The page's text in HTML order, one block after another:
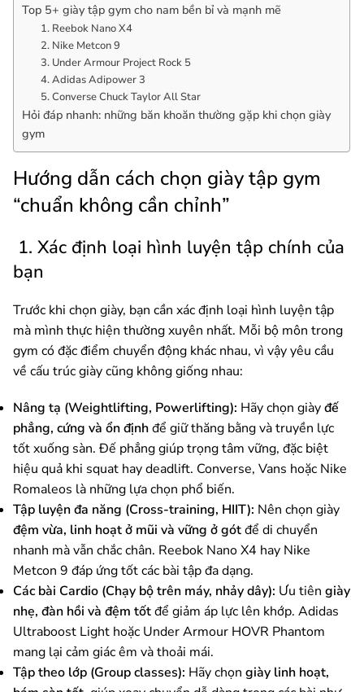
Top 5+ giày tập gym cho nam bền bỉ và mạnh mẽ
1. Reebok Nano X4
2. Nike Metcon 9
3. Under Armour Project Rock 5
4. Adidas Adipower 3
5. Converse Chuck Taylor All Star
Hỏi đáp nhanh: những băn khoăn thường gặp khi chọn giày
gym
Hướng dẫn cách chọn giày tập gym
“chuẩn không cần chỉnh”
1. Xác định loại hình luyện tập chính của
bạn
Trước khi chọn giày, bạn cần xác định loại hình luyện tập
mà mình thực hiện thường xuyên nhất. Mỗi bộ môn trong
gym có đặc điểm chuyển động khác nhau, vì vậy yêu cầu
về cấu trúc giày cũng không giống nhau:
Nâng tạ (Weightlifting, Powerlifting): Hãy chọn giàyđế
phẳng, cứng và ổn địnhđể giữ thăng bằng và truyền lực
tốt xuống sàn. Đế phẳng giúp trọng tâm vững, đặc biệt
hiệu quả khi squat hay deadlift. Converse, Vans hoặc Nike
Romaleos là những lựa chọn phổ biến.
Tập luyện đa năng (Cross-training, HIIT): Nên chọn giày
đệm vừa, linh hoạt ở mũi và vững ở gótđể di chuyển
nhanh mà vẫn chắc chân. Reebok Nano X4 hay Nike
Metcon 9 đáp ứng tốt các bài tập đa dạng.
Các bài Cardio (Chạy bộ trên máy, nhảy dây): Ưu tiên giày
nhẹ, đàn hồi và đệm tốtđể giảm áp lực lên khớp. Adidas
Ultraboost Light hoặc Under Armour HOVR Phantom
mang lại cảm giác êm và thoải mái.
Tập theo lớp (Group classes): Hãy chọn giày linh hoạt,